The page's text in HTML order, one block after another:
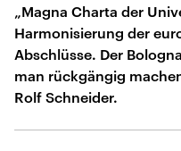
„Magna Charta der
Harmonisierung der
Abschlüsse. Der
man rückgängig
Rolf Schneider.